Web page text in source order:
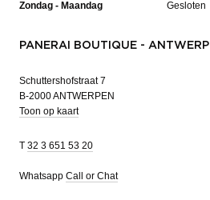
Zondag - Maandag Gesloten
PANERAI BOUTIQUE - ANTWERP
Schuttershofstraat 7
B-2000 ANTWERPEN
Toon op kaart
T 32 3 651 53 20
Whatsapp Call or Chat